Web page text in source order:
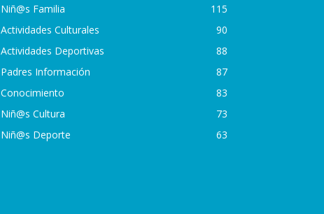
Niñ@s Familia
115
Actividades Culturales
90
Actividades Deportivas
88
Padres Información
87
Conocimiento
83
Niñ@s Cultura
73
Niñ@s Deporte
63